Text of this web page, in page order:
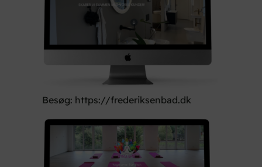
Besøg: https://frederiksenbad.dk